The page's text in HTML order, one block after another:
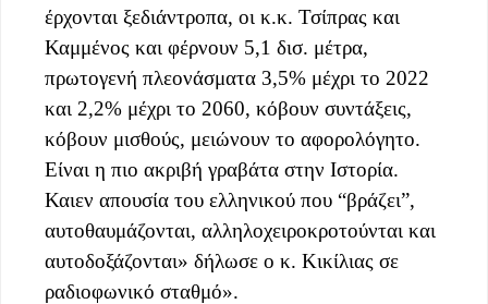
έρχονται ξεδιάντροπα, οι κ.κ. Τσίπρας και
Καμμένος και φέρνουν 5,1 δισ. μέτρα,
πρωτογενή πλεονάσματα 3,5% μέχρι το 2022
και 2,2% μέχρι το 2060, κόβουν συντάξεις,
κόβουν μισθούς, μειώνουν το αφορολόγητο.
Είναι η πιο ακριβή γραβάτα στην Ιστορία.
Καιεν απουσία του ελληνικού που “βράζει”,
αυτοθαυμάζονται, αλληλοχειροκροτούνται και
αυτοδοξάζονται» δήλωσε ο κ. Κικίλιας σε
ραδιοφωνικό σταθμό».